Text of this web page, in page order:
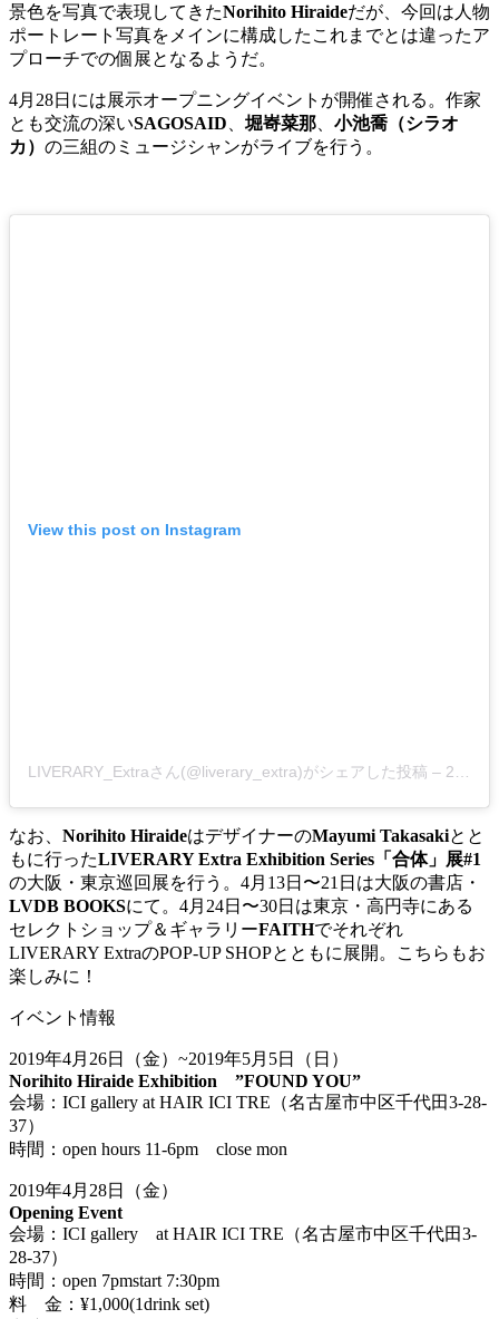
景色を写真で表現してきたNorihito Hiraideだが、今回は人物
ポートレート写真をメインに構成したこれまでとは違ったア
プローチでの個展となるようだ。
4月28日には展示オープニングイベントが開催される。作家
とも交流の深いSAGOSAID 堀㟢菜那
小池喬（シラオ
カ） の三組のミュージシャンがライブを行う。
View this post on Instagram
LIVERARY_Extraさん(@liverary_extra)がシェアした投稿 – 2019年 4月月1日午前4時53分PDT
なお、 Norihito HiraideはデザイナーのMayumi Takasakiとと
もに行ったLIVERARY Extra Exhibition Series「合体」展#1
の大阪・東京巡回展を行う。4月13日〜21日は大阪の書店・
LVDB BOOKSにて。4月24日〜30日は東京・高円寺にある
セレクトショップ＆ギャラリーFAITHでそれぞれ
LIVERARY ExtraのPOP-UP SHOPとともに展開。こちらもお
楽しみに！
イベント情報
2019年4月26日（金）~2019年5月5日（日）
Norihito Hiraide Exhibition ”FOUND YOU”
会場：ICI gallery at HAIR ICI TRE（名古屋市中区千代田3-28-
37）
時間：open hours 11-6pm close mon
2019年4月28日（金）
Opening Event
会場：ICI gallery at HAIR ICI TRE（名古屋市中区千代田3-
28-37）
時間：open 7pmstart 7:30pm
料 金：¥1,000(1drink set)